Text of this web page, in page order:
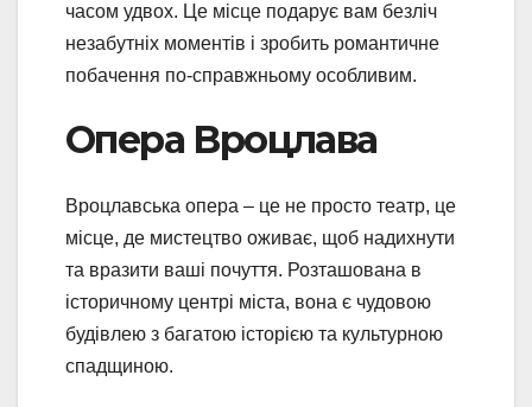
часом удвох. Це місце подарує вам безліч
незабутніх моментів і зробить романтичне
побачення по-справжньому особливим.
Опера Вроцлава
Вроцлавська опера – це не просто театр, це
місце, де мистецтво оживає, щоб надихнути
та вразити ваші почуття. Розташована в
історичному центрі міста, вона є чудовою
будівлею з багатою історією та культурною
спадщиною.